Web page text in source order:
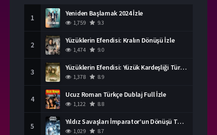
1 Yeniden Başlamak 2024 İzle
1,759 9.3
2 Yüzüklerin Efendisi: Kralın Dönüşü İzle
1,474 9.0
3 Yüzüklerin Efendisi: Yüzük Kardeşliği Türkçe Dublaj İzle
1,378 8.9
4 Ucuz Roman Türkçe Dublaj Full İzle
1,122 8.8
5 Yıldız Savaşları İmparator’un Dönüşü Türkçe Dublaj İzle
1,029 8.7